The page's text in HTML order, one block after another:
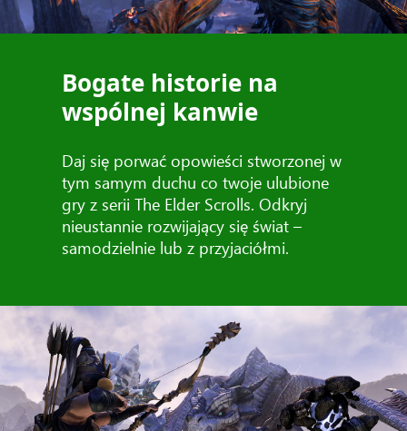
Bogate historie na
wspólnej kanwie
Daj się porwać opowieści stworzonej w
tym samym duchu co twoje ulubione
gry z serii The Elder Scrolls. Odkryj
nieustannie rozwijający się świat –
samodzielnie lub z przyjaciółmi.